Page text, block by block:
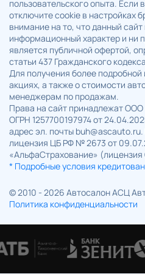
пользовательского опыта. Если
отключите cookie в настройках
внимание на то, что данный
информационный характер и ни
является публичной офертой,
статьи 437 Гражданского
Для получения более
акциях, а также о стоимости
менеджерам по продажам.
Права на сайт принадлежат
ОГРН 1257700197974 от
адрес эл. почты
лицензия ЦБ РФ № 2673 от
«АльфаСтрахование» (лицензия
* Подробные условия
© 2010 - 2026 Автосалон АСЦ
Политика конфиденциальности